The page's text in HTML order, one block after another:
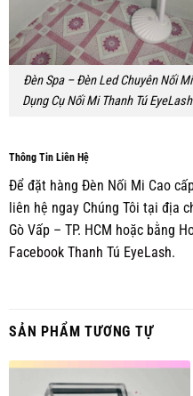
Đèn Spa – Đèn Led Chuyên Nối
Dụng Cụ Nối Mi Thanh Tú
Thông Tin Liên Hệ
Để đặt hàng Đèn Nối Mi Cao
liên hệ ngay Chúng Tôi tại địa
Gò Vấp – TP. HCM hoặc bằng
Facebook Thanh Tú EyeLash.
SẢN PHẨM TƯƠNG TỰ